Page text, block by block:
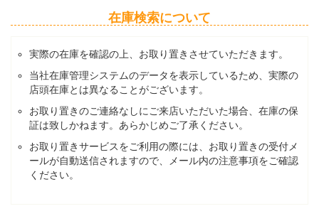
在庫検索について
実際の在庫を確認の上、お取り置きさせていただきます。
当社在庫管理システムのデータを表示しているため、実際の
店頭在庫とは異なることがございます。
お取り置きのご連絡なしにご来店いただいた場合、在庫の保
証は致しかねます。あらかじめご了承ください。
お取り置きサービスをご利用の際には、お取り置きの受付メ
ールが自動送信されますので、メール内の注意事項をご確認
ください。